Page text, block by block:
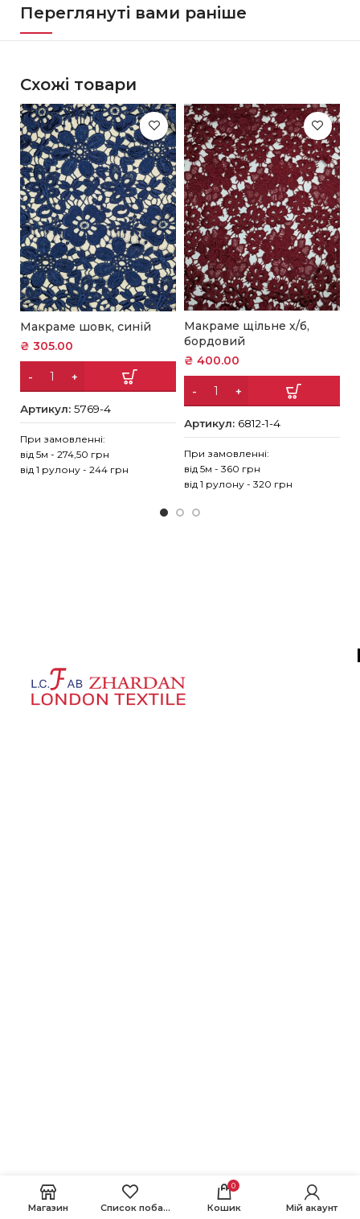
Переглянуті вами раніше
Схожі товари
Макраме шовк, синій
₴ 305.00
Артикул:5769-4
При замовленні:
від 5м - 274,50 грн
від 1 рулону - 244 грн
Макраме щільне х/б,
бордовий
₴ 400.00
Артикул: 6812-1-4
При замовленні:
від 5м - 360 грн
від 1 рулону - 320 грн
Магазин Список побажань
0
Кошик Мій акаунт